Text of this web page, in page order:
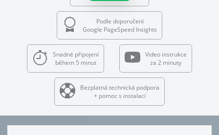
Podle doporučení
Google PageSpeed Insights
Snadné připojení
během 5 minut
Video instrukce
za 2 minuty
Bezplatná technická podpora
+ pomoc s instalací